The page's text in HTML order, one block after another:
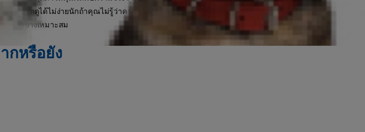
าจสังเกตดูได้ไม่ง่ายนักถ้าคุณไม่รู้ว่าควรดูที่อะไร อ่านต่อไปเพื่อเรียนรู้วิธีสังเกตปัญหา
อายุอย่างเหมาะสม
กหรือยัง